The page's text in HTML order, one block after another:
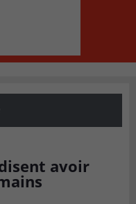
avoir